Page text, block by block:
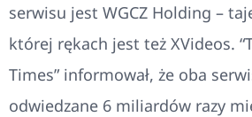
serwisu jest WGCZ Holding –
której rękach jest też XVideos.
Times” informował, że oba
odwiedzane 6 miliardów razy